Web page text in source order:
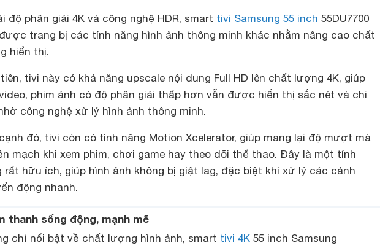
độ phân giải 4K và công nghệ HDR, smart tivi Samsung 55 inch 55DU7700
trang bị các tính năng hình ảnh thông minh khác nhằm nâng cao chất
hiển thị.
tivi này có khả năng upscale nội dung Full HD lên chất lượng 4K, giúp
phim ảnh có độ phân giải thấp hơn vẫn được hiển thị sắc nét và chi
công nghệ xử lý hình ảnh thông minh.
đó, tivi còn có tính năng Motion Xcelerator, giúp mang lại độ mượt mà
mạch khi xem phim, chơi game hay theo dõi thể thao. Đây là một tính
rất hữu ích, giúp hình ảnh không bị giật lag, đặc biệt khi xử lý các cảnh
động nhanh.
thanh sống động, mạnh mẽ
chỉ nổi bật về chất lượng hình ảnh, smart tivi 4K 55 inch Samsung